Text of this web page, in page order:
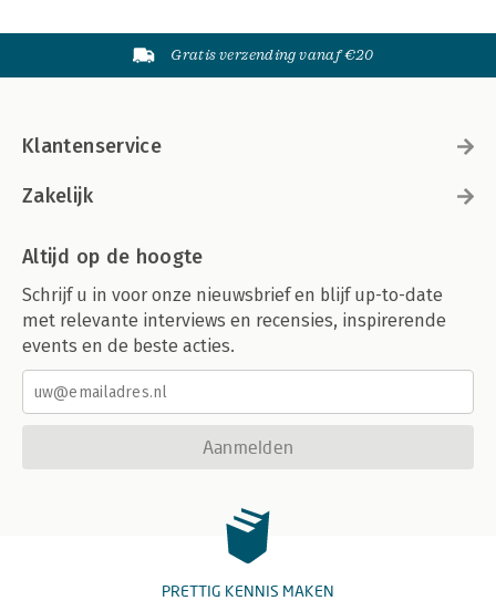
Gratis verzending vanaf €20
Klantenservice
Zakelijk
Altijd op de hoogte
Schrijf u in voor onze nieuwsbrief en blijf up-to-date
met relevante interviews en recensies, inspirerende
events en de beste acties.
Aanmelden
PRETTIG KENNIS MAKEN